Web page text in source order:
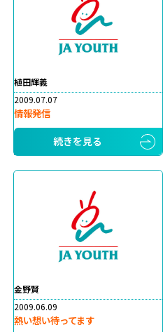
植田輝義
2009.07.07
情報発信
続きを見る
金野賢
2009.06.09
熱い想い待ってます